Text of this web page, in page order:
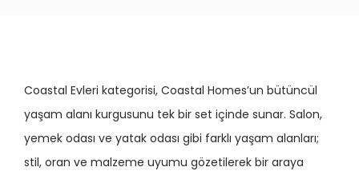
Coastal Evleri kategorisi, Coastal Homes’un bütüncül
yaşam alanı kurgusunu tek bir set içinde sunar. Salon,
yemek odası ve yatak odası gibi farklı yaşam alanları;
stil, oran ve malzeme uyumu gözetilerek bir araya